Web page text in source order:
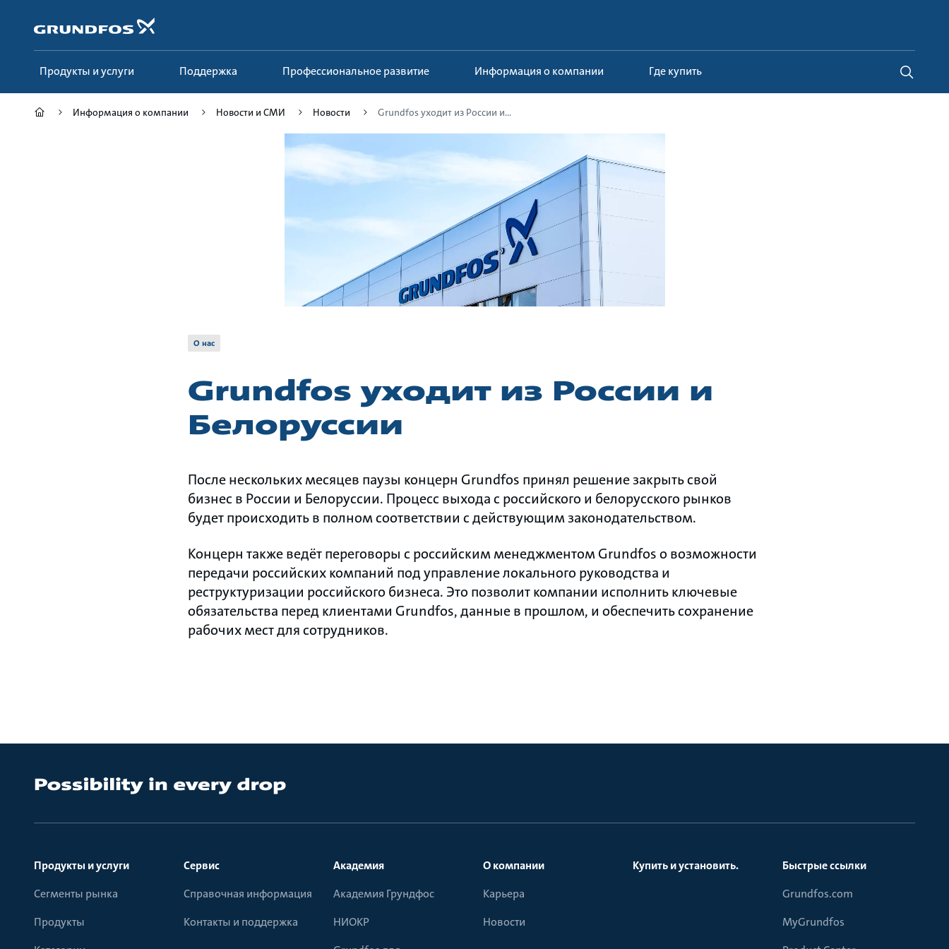
основному
контенту
Продукты и услуги Поддержка Профессиональное развитие Информация о компании Где купить
Информация о компании Новости и СМИ Новости Grundfos уходит из России и...
О нас
Grundfos уходит из России и
Белоруссии
После нескольких месяцев паузы концерн Grundfos принял решение закрыть свой
бизнес в России и Белоруссии. Процесс выхода с российского и белорусского рынков
будет происходить в полном соответствии с действующим законодательством.
Концерн также ведёт переговоры с российским менеджментом Grundfos о возможности
передачи российских компаний под управление локального руководства и
реструктуризации российского бизнеса. Это позволит компании исполнить ключевые
обязательства перед клиентами Grundfos, данные в прошлом, и обеспечить сохранение
рабочих мест для сотрудников.
Продукты и услуги
Сегменты рынка
Продукты
Сервис
Справочная информация
Контакты и поддержка
Академия
Академия Грундфос
НИОКР
О компании
Карьера
Новости
Купить и установить.
Быстрые ссылки
Grundfos.com
MyGrundfos